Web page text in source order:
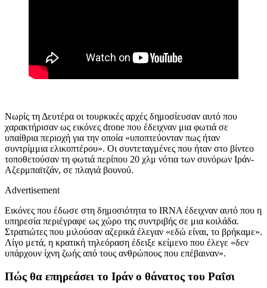
Νωρίς τη Δευτέρα οι τουρκικές αρχές δημοσίευσαν αυτό που
χαρακτήρισαν ως εικόνες drone που έδειχναν μια φωτιά σε
υπαίθρια περιοχή για την οποία «υποπτεύονταν πως ήταν
συντρίμμια ελικοπτέρου». Οι συντεταγμένες που ήταν στο βίντεο
τοποθετούσαν τη φωτιά περίπου 20 χλμ νότια των συνόρων Ιράν-
Αζερμπαϊτζάν, σε πλαγιά βουνού.
Advertisement
Εικόνες που έδωσε στη δημοσιότητα το IRNA έδειχναν αυτό που η
υπηρεσία περιέγραφε ως χώρο της συντριβής σε μια κοιλάδα.
Στρατιώτες που μιλούσαν αζερικά έλεγαν «εδώ είναι, το βρήκαμε».
Λίγο μετά, η κρατική τηλεόραση έδειξε κείμενο που έλεγε «δεν
υπάρχουν ίχνη ζωής από τους ανθρώπους που επέβαιναν».
Πώς θα επηρεάσει το Ιράν ο θάνατος του Ραΐσι